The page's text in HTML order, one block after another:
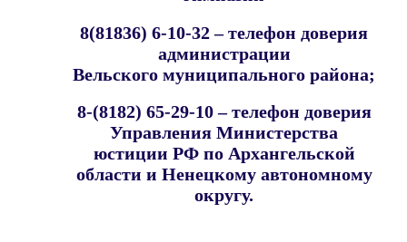
8(81836) 6-10-32 – телефон доверия
администрации
Вельского муниципального района;
8-(8182) 65-29-10 – телефон доверия
Управления Министерства
юстиции РФ по Архангельской
области и Ненецкому автономному
округу.